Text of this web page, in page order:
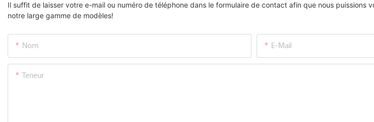
Il suffit de laisser votre e-mail ou numéro de téléphone dans le formulaire de contact afin que nous puissions
notre large gamme de modèles!
Nom E-Mail
Teneur